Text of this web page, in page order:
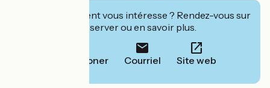
Cet établissement vous intéresse ? Rendez-vous sur
leur site pour réserver ou en savoir plus.
Téléphoner Courriel Site web